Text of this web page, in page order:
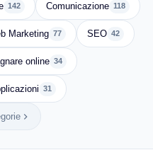
142 Comunicazione 118
Marketing 77 SEO 42
online 34
31